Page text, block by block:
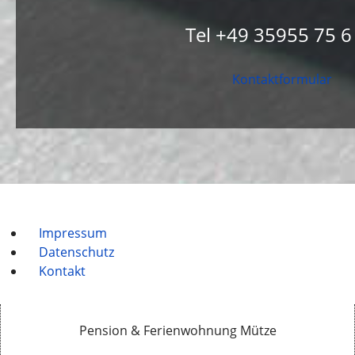
Tel +49 35955 75
Kontaktformular
Impressum
Datenschutz
Kontakt
Pension & Ferienwohnung Mütze